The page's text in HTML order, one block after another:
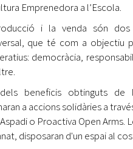
Emprenedora a l’Escola.
i la venda són
que té com a objectiu
democràcia,
beneficis obtinguts
a accions solidàries a
o Proactiva Open
disposaran d'un espai al